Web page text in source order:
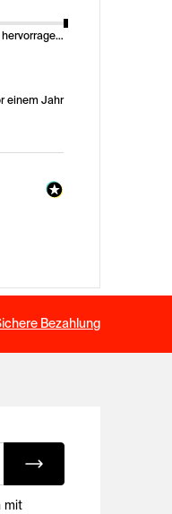
hervorragend
einem Jahr
Bezahlung